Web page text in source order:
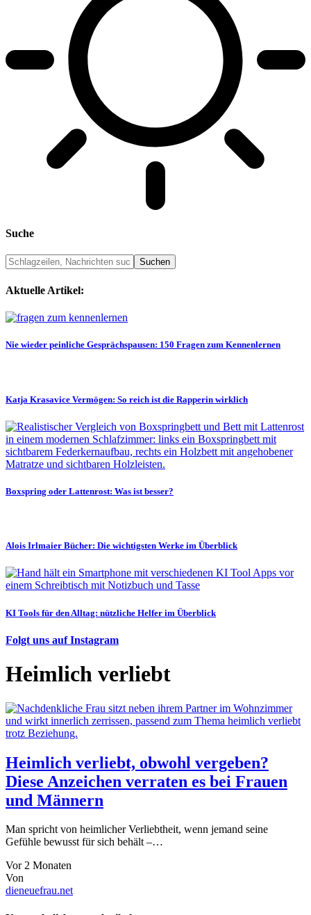
Suche
Aktuelle Artikel:
Nie wieder peinliche Gesprächspausen: 150 Fragen zum Kennenlernen
Katja Krasavice Vermögen: So reich ist die Rapperin wirklich
Boxspring oder Lattenrost: Was ist besser?
Alois Irlmaier Bücher: Die wichtigsten Werke im Überblick
KI Tools für den Alltag: nützliche Helfer im Überblick
Folgt uns auf Instagram
Heimlich verliebt
Heimlich verliebt, obwohl vergeben?
Diese Anzeichen verraten es bei Frauen
und Männern
Man spricht von heimlicher Verliebtheit, wenn jemand seine
Gefühle bewusst für sich behält –…
Vor 2 Monaten
Von
dieneuefrau.net